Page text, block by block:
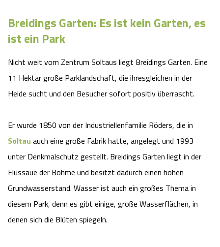
Urlaub mit Hund
Last Minute
Anreise
Kataloge
Videos
Shop
Regionale Küche
Tiere
HeideSpezialitäten
Unterkünfte
Urlaub mit Hund
Wildpark Müden
Snow World Bispingen
Ralf Schumacher Kart & Bowl
Das verrückte Haus
Abenteuerland Trampolin-Park
Veranstaltungen
Shopping Celle
Unterkünfte Celle
Breidings Garten: Es ist kein Garten, es
ist ein Park
Nicht weit vom Zentrum Soltaus liegt Breidings Garten. Eine
11 Hektar große Parklandschaft, die ihresgleichen in der
Heide sucht und den Besucher sofort positiv überrascht.
Er wurde 1850 von der Industriellenfamilie Röders, die in
Soltau auch eine große Fabrik hatte, angelegt und 1993
unter Denkmalschutz gestellt. Breidings Garten liegt in der
Flussaue der Böhme und besitzt dadurch einen hohen
Grundwasserstand. Wasser ist auch ein großes Thema in
diesem Park, denn es gibt einige, große Wasserflächen, in
denen sich die Blüten spiegeln.